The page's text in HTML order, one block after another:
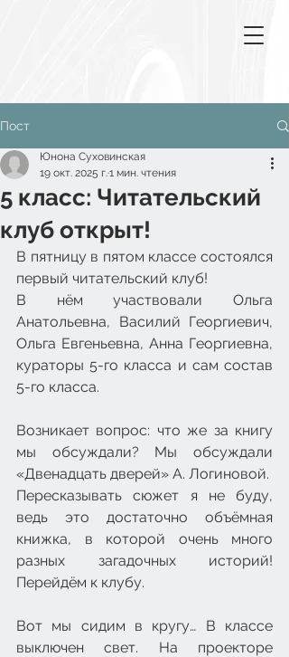
Пост
5 класс: Читательский
клуб открыт!
Юнона Суховинская
19 окт. 2025 г.1 мин. чтения
В пятницу в пятом классе состоялся
первый читательский клуб!
В нём участвовали Ольга
Анатольевна, Василий Георгиевич,
Ольга Евгеньевна, Анна Георгиевна,
кураторы 5-го класса и сам состав
5-го класса.
Возникает вопрос: что же за книгу
мы обсуждали? Мы обсуждали
«Двенадцать дверей» А. Логиновой.
Пересказывать сюжет я не буду,
ведь это достаточно объёмная
книжка, в которой очень много
разных загадочных историй!
Перейдём к клубу.
Вот мы сидим в кругу… В классе
выключен свет. На проекторе